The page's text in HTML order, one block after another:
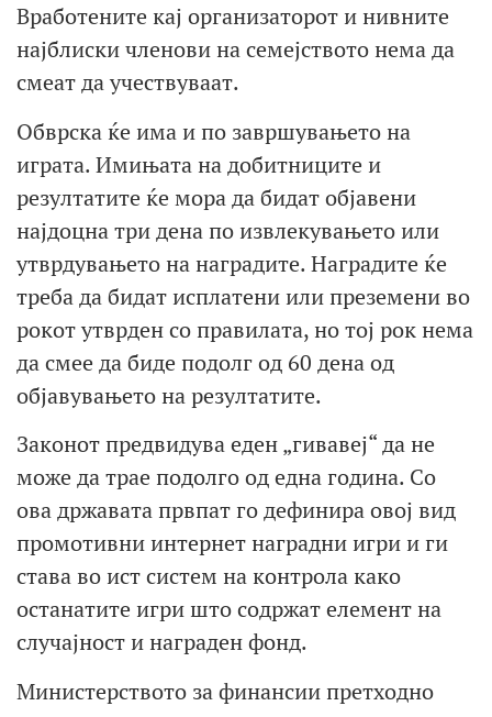
Вработените кај организаторот и нивните
најблиски членови на семејството нема да
смеат да учествуваат.
Обврска ќе има и по завршувањето на
играта. Имињата на добитниците и
резултатите ќе мора да бидат објавени
најдоцна три дена по извлекувањето или
утврдувањето на наградите. Наградите ќе
треба да бидат исплатени или преземени во
рокот утврден со правилата, но тој рок нема
да смее да биде подолг од 60 дена од
објавувањето на резултатите.
Законот предвидува еден „гивавеј“ да не
може да трае подолго од една година. Со
ова државата првпат го дефинира овој вид
промотивни интернет наградни игри и ги
става во ист систем на контрола како
останатите игри што содржат елемент на
случајност и награден фонд.
Министерството за финансии претходно